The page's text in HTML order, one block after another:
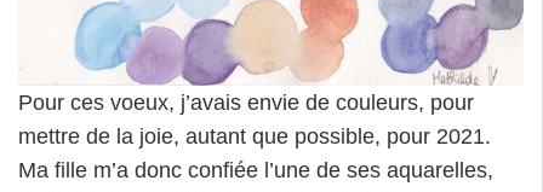
Pour ces voeux, j’avais envie de couleurs, pour
mettre de la joie, autant que possible, pour 2021.
Ma fille m’a donc confiée l’une de ses aquarelles,